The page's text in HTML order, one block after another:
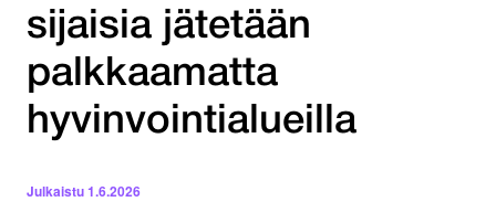
sijaisia jätetään
palkkaamatta
hyvinvointialueilla
Julkaistu1.6.2026